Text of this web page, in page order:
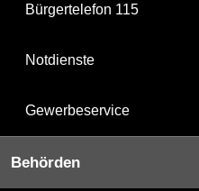
Bürgertelefon 115
Notdienste
Gewerbeservice
Behörden